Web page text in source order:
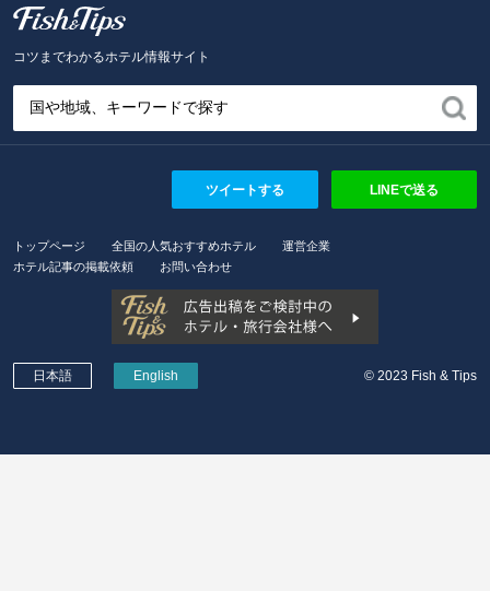
コツまでわかるホテル情報サイト
ツイートする LINEで送る
トップページ 全国の人気おすすめホテル
運営企業
ホテル記事の掲載依頼
お問い合わせ
日本語 English © 2023 Fish & Tips